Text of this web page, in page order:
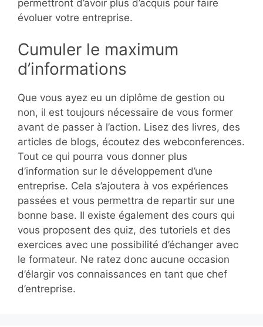
permettront d’avoir plus d’acquis pour faire
évoluer votre entreprise.
Cumuler le maximum
d’informations
Que vous ayez eu un diplôme de gestion ou
non, il est toujours nécessaire de vous former
avant de passer à l’action. Lisez des livres, des
articles de blogs, écoutez des webconferences.
Tout ce qui pourra vous donner plus
d’information sur le développement d’une
entreprise. Cela s’ajoutera à vos expériences
passées et vous permettra de repartir sur une
bonne base. Il existe également des cours qui
vous proposent des quiz, des tutoriels et des
exercices avec une possibilité d’échanger avec
le formateur. Ne ratez donc aucune occasion
d’élargir vos connaissances en tant que chef
d’entreprise.